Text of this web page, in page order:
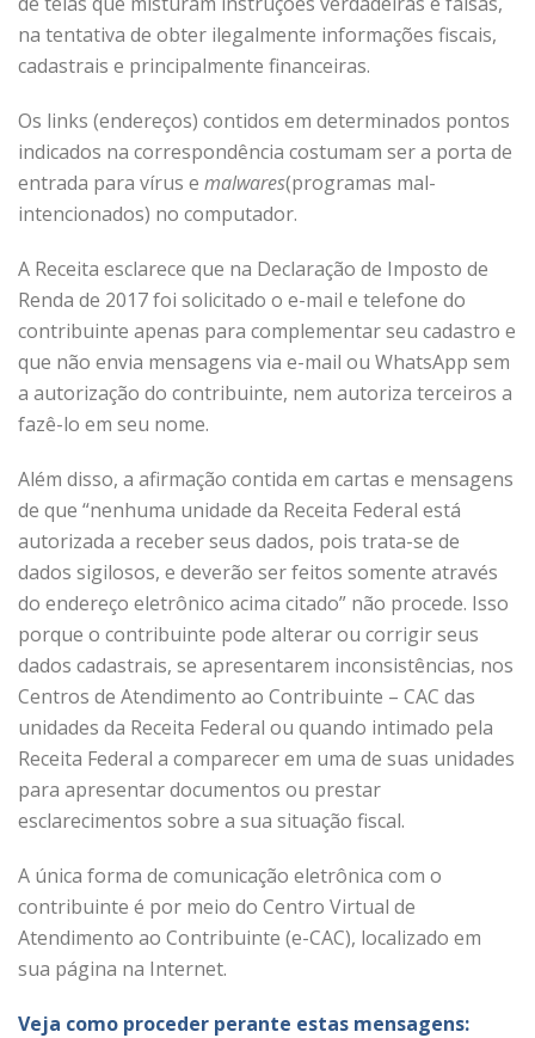
na tentativa de obter ilegalmente informações fiscais,
cadastrais e principalmente financeiras.
Os links (endereços) contidos em determinados pontos
indicados na correspondência costumam ser a porta de
entrada para vírus e malwares(programas mal-
intencionados) no computador.
A Receita esclarece que na Declaração de Imposto de
Renda de 2017 foi solicitado o e-mail e telefone do
contribuinte apenas para complementar seu cadastro e
que não envia mensagens via e-mail ou WhatsApp sem
a autorização do contribuinte, nem autoriza terceiros a
fazê-lo em seu nome.
Além disso, a afirmação contida em cartas e mensagens
de que “nenhuma unidade da Receita Federal está
autorizada a receber seus dados, pois trata-se de
dados sigilosos, e deverão ser feitos somente através
do endereço eletrônico acima citado” não procede. Isso
porque o contribuinte pode alterar ou corrigir seus
dados cadastrais, se apresentarem inconsistências, nos
Centros de Atendimento ao Contribuinte – CAC das
unidades da Receita Federal ou quando intimado pela
Receita Federal a comparecer em uma de suas unidades
para apresentar documentos ou prestar
esclarecimentos sobre a sua situação fiscal.
A única forma de comunicação eletrônica com o
contribuinte é por meio do Centro Virtual de
Atendimento ao Contribuinte (e-CAC), localizado em
sua página na Internet.
Veja como proceder perante estas mensagens: